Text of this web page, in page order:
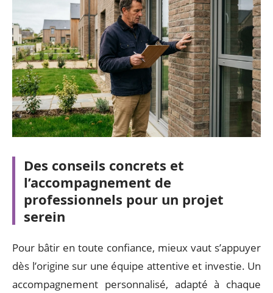
Des conseils concrets et
l’accompagnement de
professionnels pour un projet
serein
Pour bâtir en toute confiance, mieux vaut s’appuyer
dès l’origine sur une équipe attentive et investie. Un
accompagnement personnalisé, adapté à chaque